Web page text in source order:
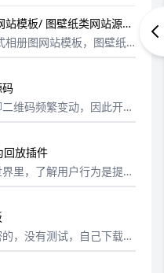
模板/ 图壁纸类网站源码
相册图网站模板，图壁纸
址：您的域名/admin.php
维码频繁变动，因此开发
二维码，同时也可以作为
回放插件
里，了解用户行为是提升
。nicen-replay 插件，它
...
，没有测试，自己下载着
内容评论后可见)